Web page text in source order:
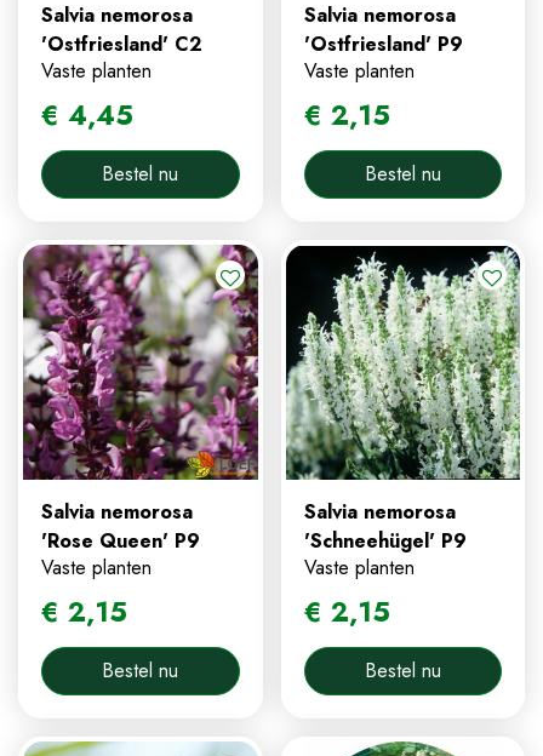
Salvia nemorosa
'Ostfriesland' C2
Vaste planten
€ 4,45
Bestel nu
Salvia nemorosa
'Ostfriesland' P9
Vaste planten
€ 2,15
Bestel nu
Salvia nemorosa
'Rose Queen' P9
Vaste planten
€ 2,15
Bestel nu
Salvia nemorosa
'Schneehügel' P9
Vaste planten
€ 2,15
Bestel nu